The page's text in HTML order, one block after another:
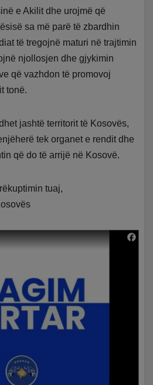
e Akilit dhe urojmë që
sa më parë të zbardhin
të tregojnë maturi në trajtimin
njollosjen dhe gjykimin
që vazhdon të promovoj
tonë.
jashtë territorit të Kosovës,
tek organet e rendit dhe
që do të arrijë në Kosovë.
tuaj,